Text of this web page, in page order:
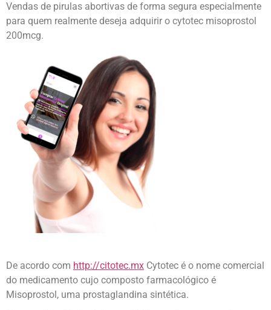
Vendas de pirulas abortivas de forma segura especialmente
para quem realmente deseja adquirir o cytotec misoprostol
200mcg.
De acordo com http://citotec.mx Cytotec é o nome comercial
do medicamento cujo composto farmacológico é
Misoprostol, uma prostaglandina sintética.